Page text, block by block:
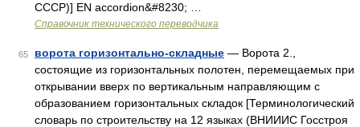
СССР)] EN accordion&#8230; …
Справочник технического переводчика
65 ворота горизонтально-складные — Ворота 2.,
состоящие из горизонтальных полотен, перемещаемых при
открывании вверх по вертикальным направляющим с
образованием горизонтальных складок [Терминологический
словарь по строительству на 12 языках (ВНИИИС Госстроя